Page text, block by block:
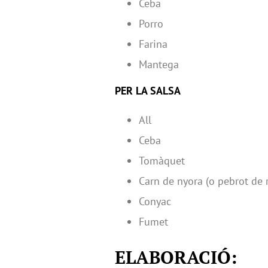
Ceba
Porro
Farina
Mantega
PER LA SALSA
All
Ceba
Tomàquet
Carn de nyora (o pebrot de
Conyac
Fumet
ELABORACIÓ: